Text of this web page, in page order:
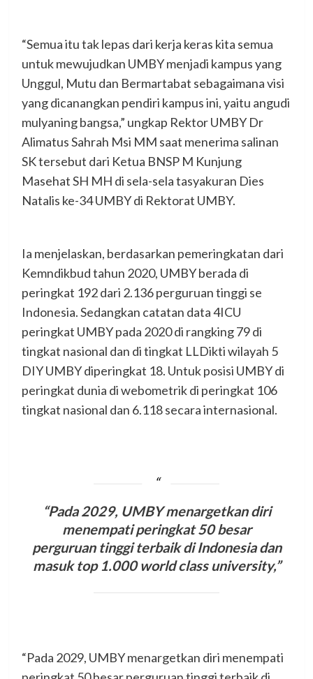
“Semua itu tak lepas dari kerja keras kita semua
untuk mewujudkan UMBY menjadi kampus yang
Unggul, Mutu dan Bermartabat sebagaimana visi
yang dicanangkan pendiri kampus ini, yaitu angudi
mulyaning bangsa,” ungkap Rektor UMBY Dr
Alimatus Sahrah Msi MM saat menerima salinan
SK tersebut dari Ketua BNSP M Kunjung
Masehat SH MH di sela-sela tasyakuran Dies
Natalis ke-34 UMBY di Rektorat UMBY.
Ia menjelaskan, berdasarkan pemeringkatan dari
Kemndikbud tahun 2020, UMBY berada di
peringkat 192 dari 2.136 perguruan tinggi se
Indonesia. Sedangkan catatan data 4ICU
peringkat UMBY pada 2020 di rangking 79 di
tingkat nasional dan di tingkat LLDikti wilayah 5
DIY UMBY diperingkat 18. Untuk posisi UMBY di
peringkat dunia di webometrik di peringkat 106
tingkat nasional dan 6.118 secara internasional.
“Pada 2029, UMBY menargetkan diri
menempati peringkat 50 besar
perguruan tinggi terbaik di Indonesia dan
masuk top 1.000 world class university,”
“Pada 2029, UMBY menargetkan diri menempati